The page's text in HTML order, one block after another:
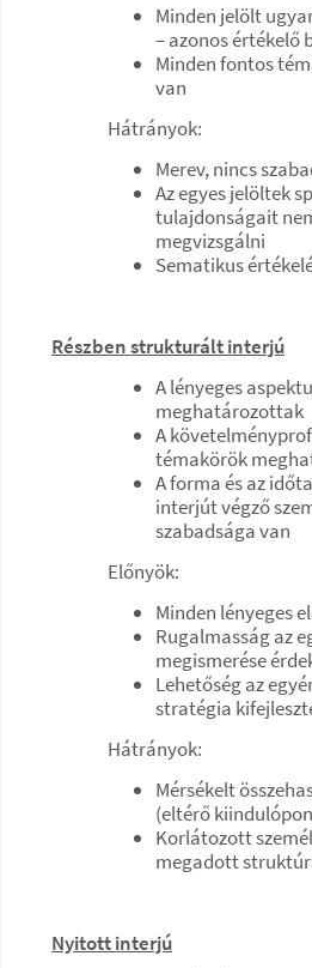
Minden jelölt
– azonos értékelő
Minden fontos
van
Hátrányok:
Merev, nincs
Az egyes jelöltek
tulajdonságait
megvizsgálni
Sematikus
Részben strukturált interjú
A lényeges
meghatározottak
A
témakörök
A forma és az
interjút végző
szabadsága van
Előnyök:
Minden lényeges
Rugalmasság az
megismerése
Lehetőség az
stratégia
Hátrányok:
Mérsékelt
(eltérő
Korlátozott
megadott
Nyitott interjú